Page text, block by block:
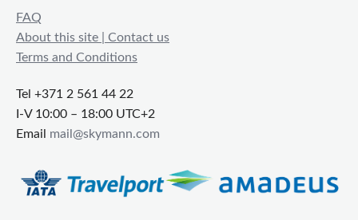
FAQ
About this site | Contact us
Terms and Conditions
Tel +371 2 561 44 22
I-V 10:00 – 18:00 UTC+2
Email mail@skymann.com